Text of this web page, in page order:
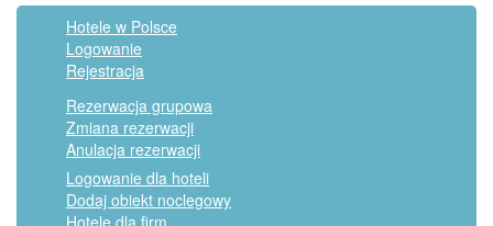
Hotele w Polsce
Logowanie
Rejestracja
Rezerwacja grupowa
Zmiana rezerwacji
Anulacja rezerwacji
Logowanie dla hoteli
Dodaj obiekt noclegowy